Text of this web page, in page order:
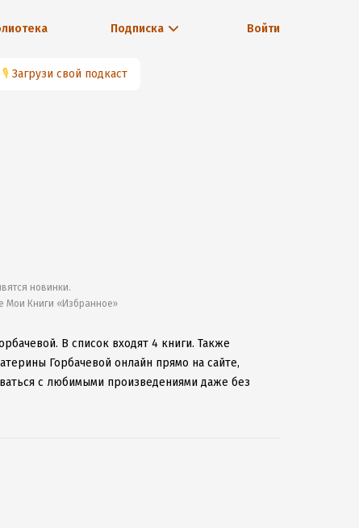
Подписка Войти
🎙 Загрузи свой подкаст
новинки.
Мои Книги «Избранное»
В список входят 4 книги. Также
Горбачевой онлайн прямо на сайте,
с любимыми произведениями даже без